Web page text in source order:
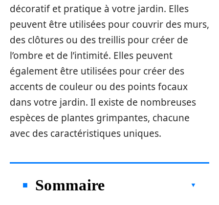
décoratif et pratique à votre jardin. Elles
peuvent être utilisées pour couvrir des murs,
des clôtures ou des treillis pour créer de
l’ombre et de l’intimité. Elles peuvent
également être utilisées pour créer des
accents de couleur ou des points focaux
dans votre jardin. Il existe de nombreuses
espèces de plantes grimpantes, chacune
avec des caractéristiques uniques.
Sommaire